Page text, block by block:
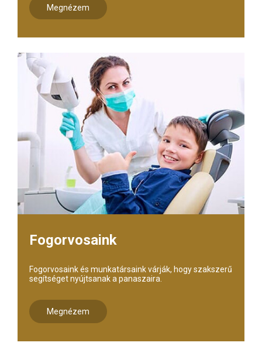
Megnézem
Fogorvosaink
Fogorvosaink és munkatársaink várják, hogy szakszerű
segítséget nyújtsanak a panaszaira.
Megnézem